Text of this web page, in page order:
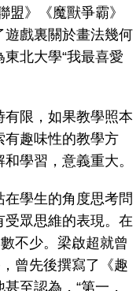
盟》《魔獸爭霸》
遊戲裏關於畫法幾何
北大學“我最喜愛
限，如果教學照本
有趣味性的教學方
學習，意義重大。
學生的角度思考問
眾思維的表現。在
不少。梁啟超就曾
曾先後撰寫了《趣
至認為，“第一，